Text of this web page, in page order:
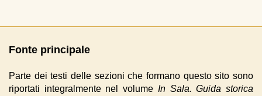
Fonte principale
Parte dei testi delle sezioni che formano questo sito sono
riportati integralmente nel volume In Sala. Guida storica